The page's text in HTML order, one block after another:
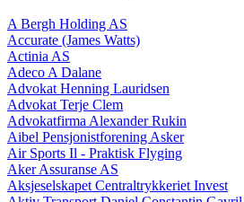
A Bergh Holding AS
Accurate (James Watts)
Actinia AS
Adeco A Dalane
Advokat Henning Lauridsen
Advokat Terje Clem
Advokatfirma Alexander Rukin
Aibel Pensjonistforening Asker
Air Sports Il - Praktisk Flyging
Aker Assuranse AS
Aksjeselskapet Centraltrykkeriet Invest